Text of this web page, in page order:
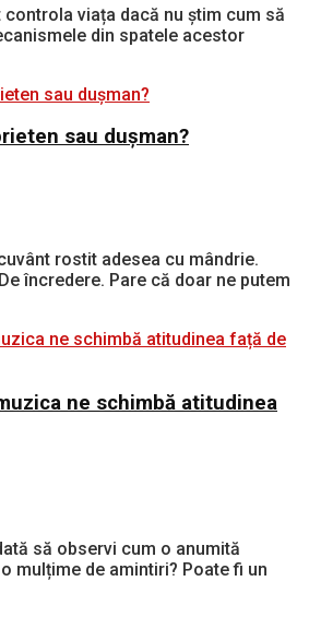
viața dacă nu știm cum să
din spatele acestor
sau dușman?
rostit adesea cu mândrie.
încredere. Pare că doar ne putem
ne schimbă atitudinea
să observi cum o anumită
mulțime de amintiri? Poate fi un